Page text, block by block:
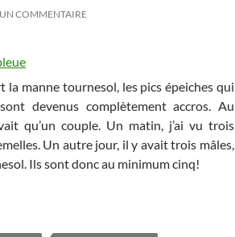
UN COMMENTAIRE
la manne tournesol, les pics épeiches qui
devenus complètement accros. Au
qu’un couple. Un matin, j’ai vu trois
Un autre jour, il y avait trois mâles,
Ils sont donc au minimum cinq!